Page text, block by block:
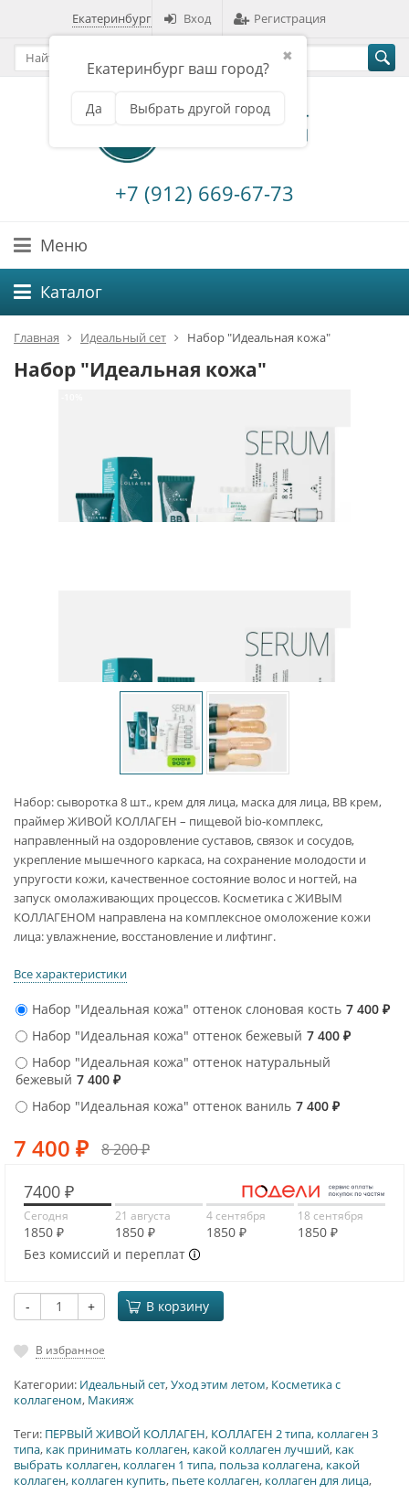
Екатеринбург
✖
Екатеринбург ваш город?
Да Выбрать другой город
Вход Регистрация
+7 (912) 669-67-73
Меню
Каталог
Главная Идеальный сет Набор "Идеальная кожа"
Набор "Идеальная кожа"
Набор: сыворотка 8 шт., крем для лица, маска для лица, BB крем,
праймер ЖИВОЙ КОЛЛАГЕН – пищевой bio-комплекс,
направленный на оздоровление суставов, связок и сосудов,
укрепление мышечного каркаса, на сохранение молодости и
упругости кожи, качественное состояние волос и ногтей, на
запуск омолаживающих процессов. Косметика с ЖИВЫМ
КОЛЛАГЕНОМ направлена на комплексное омоложение кожи
лица: увлажнение, восстановление и лифтинг.
Все характеристики
Набор "Идеальная кожа" оттенок слоновая кость 7 400 ₽
Набор "Идеальная кожа" оттенок бежевый 7 400 ₽
Набор "Идеальная кожа" оттенок натуральный
бежевый 7 400 ₽
Набор "Идеальная кожа" оттенок ваниль 7 400 ₽
7 400 ₽ 8 200₽
7400 ₽
Сегодня
1850 ₽
21 августа
1850 ₽
4 сентября
1850 ₽
18 сентября
1850 ₽
Без комиссий и переплат
- + В корзину
В избранное
Категории: Идеальный сет,Уход этим летом, Косметика с
коллагеном, Макияж
Теги: ПЕРВЫЙ ЖИВОЙ КОЛЛАГЕН, КОЛЛАГЕН 2 типа, коллаген 3
типа, как принимать коллаген, какой коллаген лучший, как
выбрать коллаген, коллаген 1 типа, польза коллагена, какой
коллаген, коллаген купить, пьете коллаген, коллаген для лица,